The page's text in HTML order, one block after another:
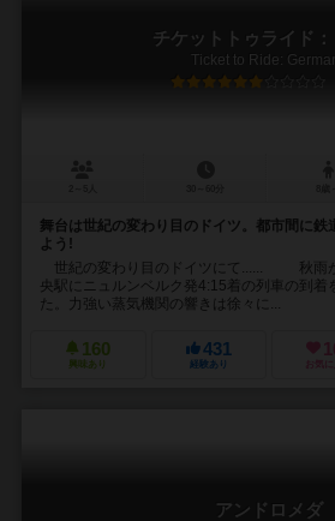
チケットトゥライド：
Ticket to Ride:
舞台は世紀の変わり目のドイツ。都市間に鉄
よう!
世紀の変わり目のドイツにて...... 秋雨が
央駅にニュルンベルク発4:15着の列車の到着
た。力強い蒸気機関の響きは徐々に...
160
興味あり
431
経験あり お気に
アンドロメダ